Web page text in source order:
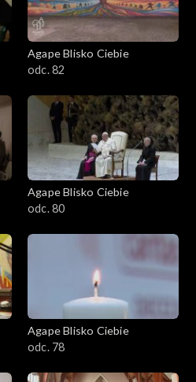
Agape Blisko Ciebie
odc. 82
Agape Blisko Ciebie
odc. 80
Agape Blisko Ciebie
odc. 78